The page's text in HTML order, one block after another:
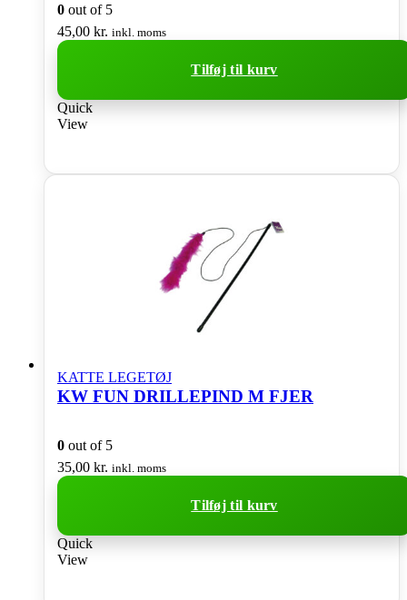
0 out of 5
45,00 kr. inkl. moms
Tilføj til kurv
Quick
View
KATTE LEGETØJ
KW FUN DRILLEPIND M FJER
0 out of 5
35,00 kr. inkl. moms
Tilføj til kurv
Quick
View